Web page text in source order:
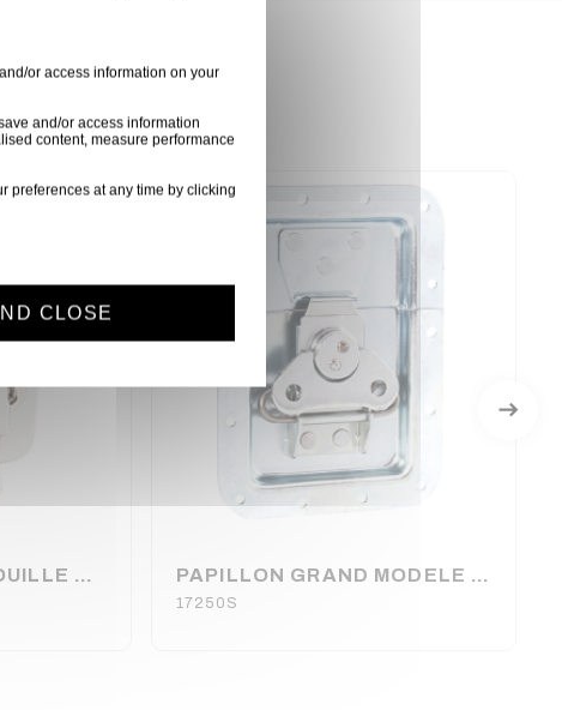
sur demande
FERMETURE GRENOUILLE MEDIUM CHROME ADAM HALL (80120) PAPILLON GRAND MODELE ZINC (160220)
17250S
or access information on your
and/or access information
content, measure performance
preferences at any time by clicking
CLOSE